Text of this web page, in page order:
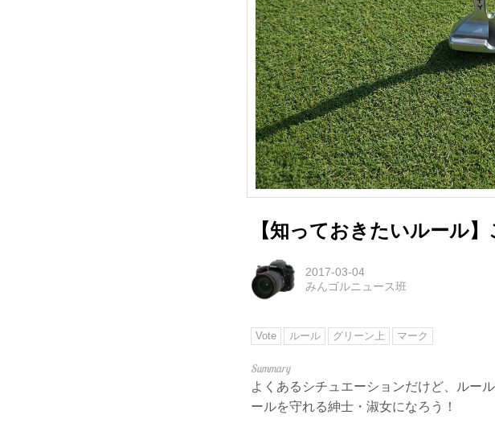
【知っておきたいルール
2017-03-04
みんゴルニュース班
Vote ルール グリーン上 マーク
よくあるシチュエーションだけど、ルー
ールを守れる紳士・淑女になろう！